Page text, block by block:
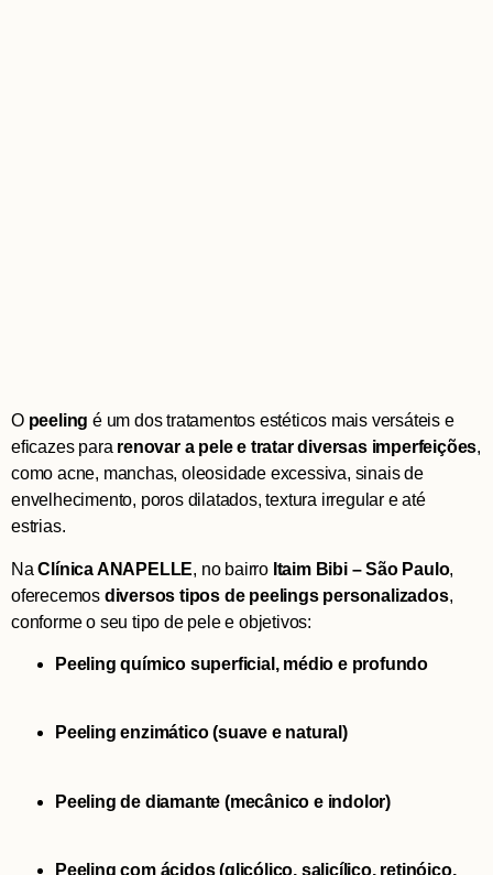
O peeling é um dos tratamentos estéticos mais versáteis e
eficazes para renovar a pele e tratar diversas imperfeições,
como acne, manchas, oleosidade excessiva, sinais de
envelhecimento, poros dilatados, textura irregular e até
estrias.
NaClínica ANAPELLE, no bairro Itaim Bibi – São Paulo,
oferecemos diversos tipos de peelings personalizados,
conforme o seu tipo de pele e objetivos:
Peeling químico superficial, médio e profundo
Peeling enzimático (suave e natural)
Peeling de diamante (mecânico e indolor)
Peeling com ácidos (glicólico, salicílico, retinóico,